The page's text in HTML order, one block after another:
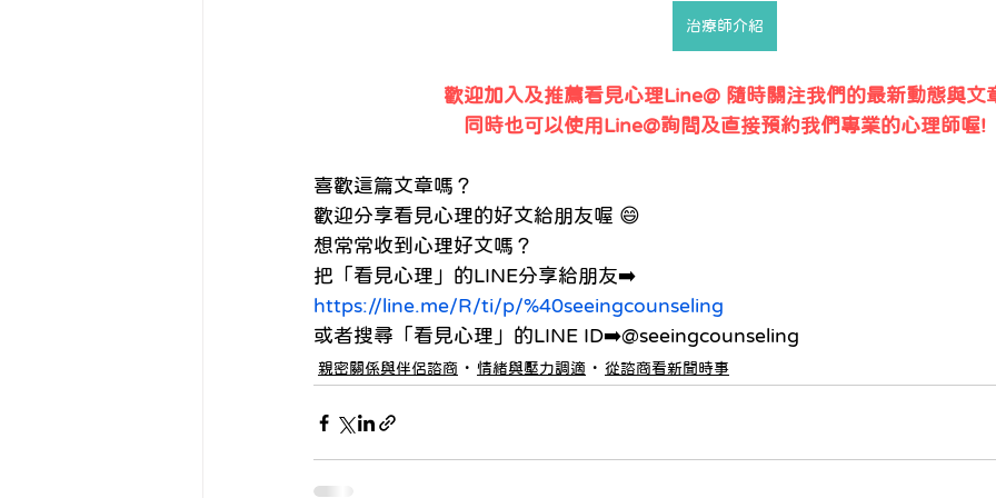
治療師介紹
歡迎加入及推薦看見心理Line@ 隨時關注我們的最新動態與文
同時也可以使用Line@詢問及直接預約我們專業的心理師喔!
喜歡這篇文章嗎？
歡迎分享看見心理的好文給朋友喔 😄
想常常收到心理好文嗎？
把「看見心理」的LINE分享給朋友➡️
https://line.me/R/ti/p/%40seeingcounseling
或者搜尋「看見心理」的LINE ID➡️@seeingcounseling
親密關係與伴侶諮商 情緒與壓力調適 從諮商看新聞時事